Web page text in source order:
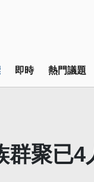
即時 熱門議題
群聚已